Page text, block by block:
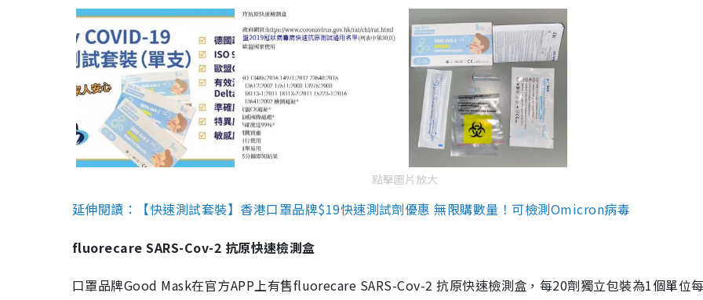
點擊圖片放大
延伸閱讀：【快速測試套裝】香港口罩品牌$19快速測試劑優惠 無限購數量！可檢測Omicron病毒
fluorecare SARS-Cov-2 抗原快速檢測盒
口罩品牌Good Mask在官方APP上有售fluorecare SARS-Cov-2 抗原快速檢測盒，每20劑獨立包裝為1個單位